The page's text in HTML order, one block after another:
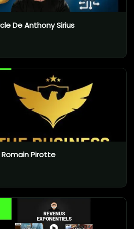
De Anthony Sirius
Romain Pirotte